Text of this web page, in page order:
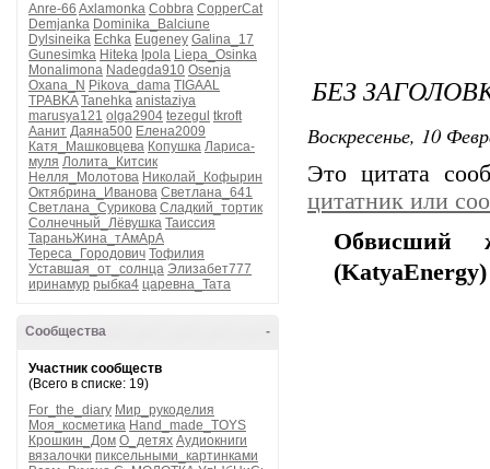
Anre-66 Axlamonka Cobbra CopperCat
Demjanka Dominika_Balciune
Dylsineika Echka Eugeney Galina_17
Gunesimka Hiteka Ipola Liepa_Osinka
Monalimona Nadegda910 Osenja
Oxana_N Pikova_dama TIGAAL
TPABKA Tanehka anistaziya
marusya121 olga2904 tezegul tkroft
Аанит Даяна500 Елена2009
Катя_Машковцева Копушка Лариса-
муля Лолита_Китсик
Нелля_Молотова Николай_Кофырин
Октябрина_Иванова Светлана_641
Светлана_Сурикова Сладкий_тортик
Солнечный_Лёвушка Таиссия
ТараньЖина_тАмАрА
Тереса_Городович Тофилия
Уставшая_от_солнца Элизабет777
иринамур рыбка4 царевна_Тата
-
Сообщества
Участник сообществ
(Всего в списке: 19)
For_the_diary Мир_рукоделия
Моя_косметика Hand_made_TOYS
Крошкин_Дом О_детях Аудиокниги
вязалочки пиксельными_картинками
БЕЗ
Воскресенье, 10
Это цитата
цитатник или
Обвисший
(KatyaEnergy)